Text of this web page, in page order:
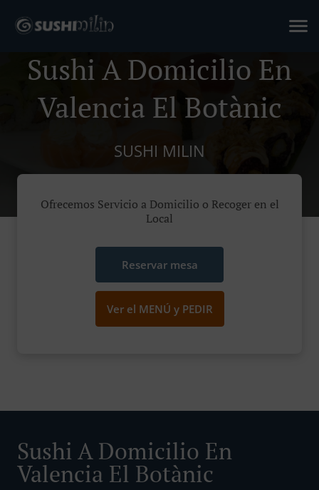
Sushi A Domicilio En
Valencia El Botànic
SUSHI MILIN
Ofrecemos Servicio a Domicilio o Recoger en el
Local
Reservar mesa
Ver el MENÚ y PEDIR
Sushi A Domicilio En
Valencia El Botànic